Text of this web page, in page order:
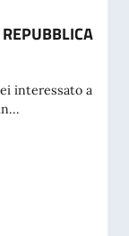
interessato a
ITALIANA